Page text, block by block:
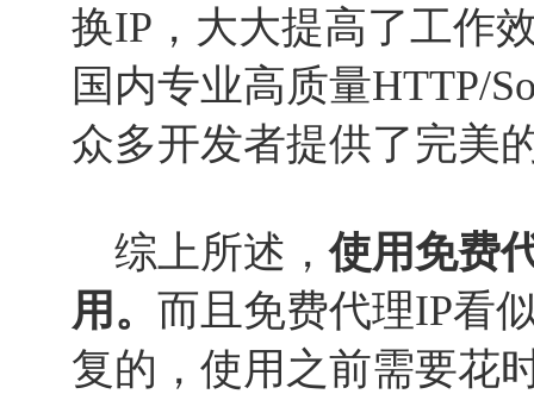
换IP，大大提高了工作
国内专业高质量HTTP/
众多开发者提供了完美
综上所述，使用免费
用。 而且免费代理IP看
复的，使用之前需要花